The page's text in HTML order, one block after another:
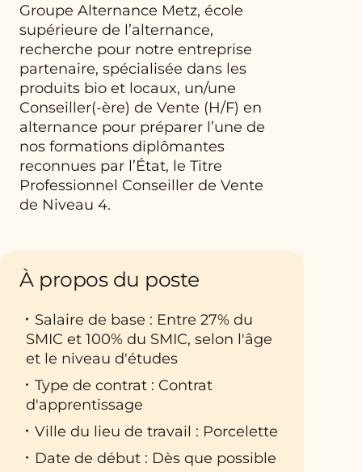
Groupe Alternance Metz, école
supérieure de l’alternance,
recherche pour notre entreprise
partenaire, spécialisée dans les
produits bio et locaux, un/une
Conseiller(-ère) de Vente (H/F) en
alternance pour préparer l’une de
nos formations diplômantes
reconnues par l’État, le Titre
Professionnel Conseiller de Vente
de Niveau 4.
À propos du poste
Salaire de base : Entre 27% du
SMIC et 100% du SMIC, selon l'âge
et le niveau d'études
Type de contrat : Contrat
d'apprentissage
Ville du lieu de travail : Porcelette
Date de début : Dès que possible